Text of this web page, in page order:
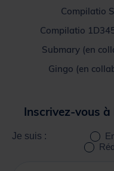
Compilatio
Compilatio
Submary (en
Gingo (en
Inscrivez-vous
Je suis :